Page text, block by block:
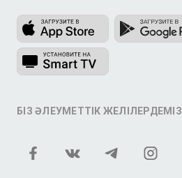
БІЗ ӘЛЕУМЕТТІК ЖЕЛІЛЕРДЕМІЗ